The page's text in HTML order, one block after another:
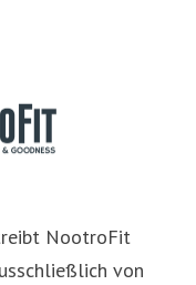
NootroFit
von